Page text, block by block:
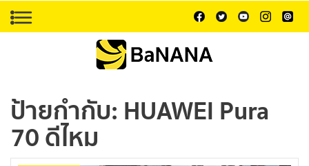
ป้ายกำกับ: HUAWEI Pura
70 ดีไหม